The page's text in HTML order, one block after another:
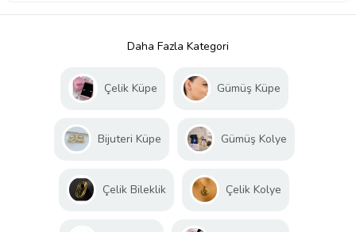
Daha Fazla Kategori
Çelik Küpe Gümüş Küpe
Bijuteri Küpe Gümüş Kolye
Çelik Bileklik Çelik Kolye